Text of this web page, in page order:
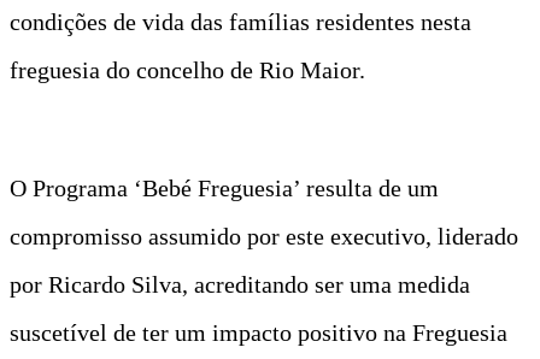
condições de vida das famílias residentes nesta
freguesia do concelho de Rio Maior.
O Programa ‘Bebé Freguesia’ resulta de um
compromisso assumido por este executivo, liderado
por Ricardo Silva, acreditando ser uma medida
suscetível de ter um impacto positivo na Freguesia